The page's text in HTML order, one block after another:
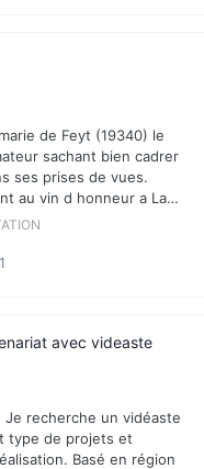
sachant bien cadrer
ses prises de vues.
au vin d honneur a La
ou tous les invités
Et ensuite un montage .
avec videaste
type de projets et
en région